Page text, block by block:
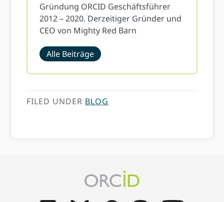
Gründung ORCID Geschäftsführer
2012 – 2020. Derzeitiger Gründer und
CEO von Mighty Red Barn
Alle Beiträge
FILED UNDER BLOG